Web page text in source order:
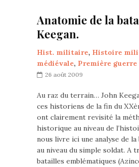
Anatomie de la
Keegan.
Hist. militaire, Histoire
médiévale, Première
26 août 2009
Au raz du terrain… John
ces historiens de la fin du
ont clairement revisité la
historique au niveau de
nous livre ici une analyse de la
au niveau du simple soldat. A
batailles emblématiques